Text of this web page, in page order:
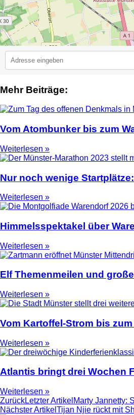
Mehr Beiträge:
Vom Atombunker bis zum
Weiterlesen »
Nur noch wenige
Weiterlesen »
Himmelsspektakel über
Weiterlesen »
Elf Themenmeilen und
Weiterlesen »
Vom Kartoffel-Strom bis
Weiterlesen »
Atlantis bringt drei Wochen
Weiterlesen »
ZurückLetzter Artikel Marty Jannetty:
Nächster Artikel Tijan Njie rückt mit